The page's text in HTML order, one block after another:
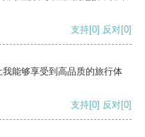
支持[0] 反对[0]
能够享受到高品质的旅行体
支持[0] 反对[0]